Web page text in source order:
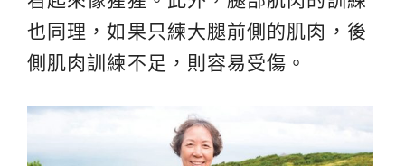
也同理，如果只練大腿前側的肌肉，後
側肌肉訓練不足，則容易受傷。